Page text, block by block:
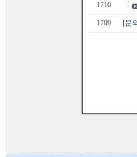
1710
1709 [문